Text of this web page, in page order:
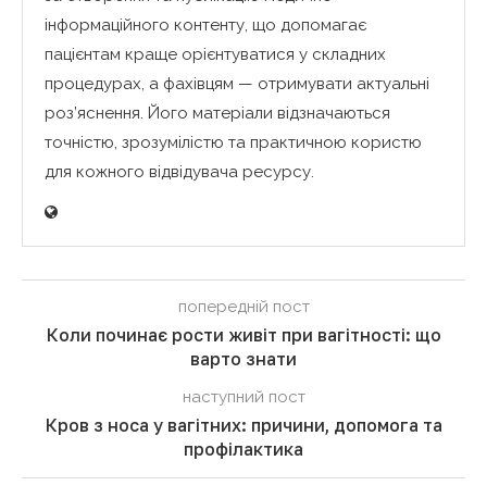
інформаційного контенту, що допомагає
пацієнтам краще орієнтуватися у складних
процедурах, а фахівцям — отримувати актуальні
роз’яснення. Його матеріали відзначаються
точністю, зрозумілістю та практичною користю
для кожного відвідувача ресурсу.
попередній пост
Коли починає рости живіт при вагітності: що
варто знати
наступний пост
Кров з носа у вагітних: причини, допомога та
профілактика